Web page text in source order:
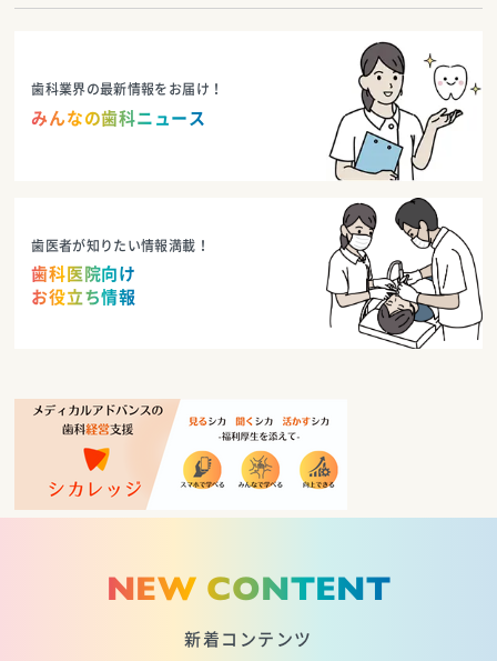
歯科業界の最新情報をお届け！
みんなの歯科ニュース
歯医者が知りたい情報満載！
歯科医院向け
お役立ち情報
NEW CONTENT
新着コンテンツ